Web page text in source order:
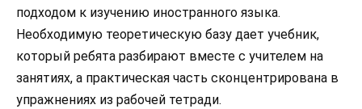
подходом к изучению иностранного языка.
Необходимую теоретическую базу дает учебник,
который ребята разбирают вместе с учителем на
занятиях, а практическая часть сконцентрирована в
упражнениях из рабочей тетради.